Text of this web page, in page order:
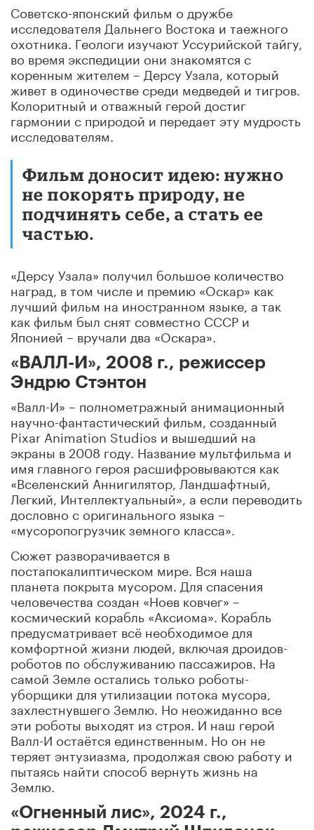
Советско-японский фильм о дружбе
исследователя Дальнего Востока и таежного
охотника. Геологи изучают Уссурийской тайгу,
во время экспедиции они знакомятся с
коренным жителем – Дерсу Узала, который
живет в одиночестве среди медведей и тигров.
Колоритный и отважный герой достиг
гармонии с природой и передает эту мудрость
исследователям.
Фильм доносит идею: нужно
не покорять природу, не
подчинять себе, а стать ее
частью.
«Дерсу Узала» получил большое количество
наград, в том числе и премию «Оскар» как
лучший фильм на иностранном языке, а так
как фильм был снят совместно СССР и
Японией – вручали два «Оскара».
«ВАЛЛ-И», 2008 г., режиссер
Эндрю Стэнтон
«Валл-И» – полнометражный анимационный
научно-фантастический фильм, созданный
Pixar Animation Studios и вышедший на
экраны в 2008 году. Название мультфильма и
имя главного героя расшифровываются как
«Вселенский Аннигилятор, Ландшафтный,
Легкий, Интеллектуальный», а если переводить
дословно с оригинального языка –
«мусоропогрузчик земного класса».
Сюжет разворачивается в
постапокалиптическом мире. Вся наша
планета покрыта мусором. Для спасения
человечества создан «Ноев ковчег» –
космический корабль «Аксиома». Корабль
предусматривает всё необходимое для
комфортной жизни людей, включая дроидов-
роботов по обслуживанию пассажиров. На
самой Земле остались только роботы-
уборщики для утилизации потока мусора,
захлестнувшего Землю. Но неожиданно все
эти роботы выходят из строя. И наш герой
Валл-И остаётся единственным. Но он не
теряет энтузиазма, продолжая свою работу и
пытаясь найти способ вернуть жизнь на
Землю.
«Огненный лис», 2024 г.,